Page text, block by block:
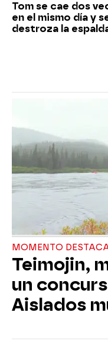
Tom se cae dos
en el mismo día y
destroza la
MOMENTO
Teimojin,
un
Aislados